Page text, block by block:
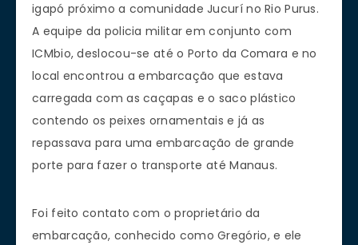
igapó próximo a comunidade Jucurí no Rio Purus.
A equipe da policia militar em conjunto com
ICMbio, deslocou-se até o Porto da Comara e no
local encontrou a embarcação que estava
carregada com as caçapas e o saco plástico
contendo os peixes ornamentais e já as
repassava para uma embarcação de grande
porte para fazer o transporte até Manaus.
Foi feito contato com o proprietário da
embarcação, conhecido como Gregório, e ele